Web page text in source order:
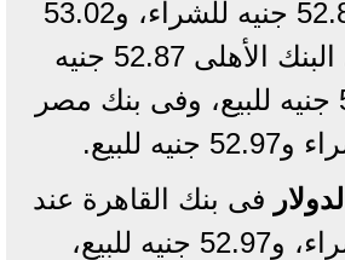
المصرى عند 52.88 جنيه للشراء، و53.02
جنيه للبيع، وفى البنك الأهلى 52.87 جنيه
للشراء، و52.97 جنيه للبيع، وفى بنك مصر
فى بنك القاهرة عند
52.87 جنيه للشراء، و52.97 جنيه للبيع،